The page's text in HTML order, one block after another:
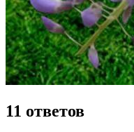
11 ответов